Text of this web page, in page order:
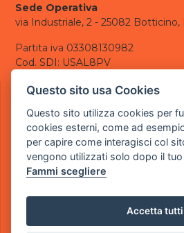
Sede Operativa
via Industriale, 2 - 25082 Botticino,
Partita iva 03308130982
Cod. SDI: USAL8PV
CONTATTI
tel.: +39 030 376 2377
tel.: +39 030 336 6259
pec:powergamesrl@legalmail.it
LINK UTILI
Informazioni generali
Questo sito usa Cookies
Questo sito utilizza cookies per
cookies esterni, come ad
per capire come interagisci col
vengono utilizzati solo dopo il
Fammi scegliere
Accetta tutti